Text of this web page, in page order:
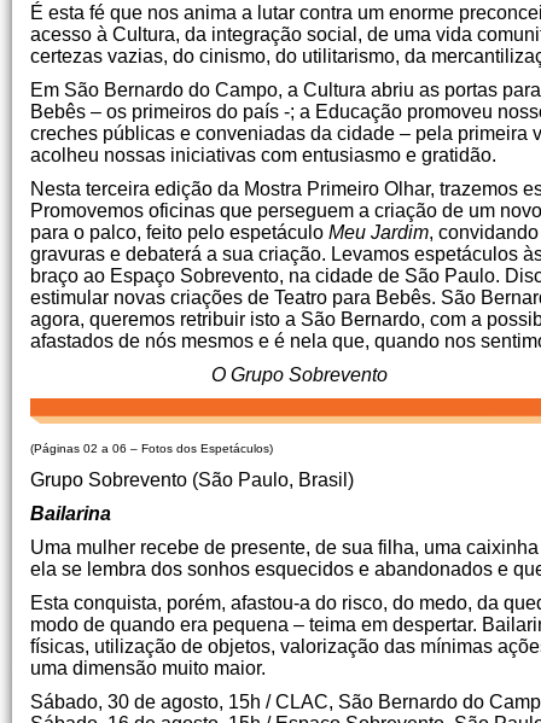
É esta fé que nos anima a lutar contra um enorme
acesso à Cultura, da integração social, de uma vida
certezas vazias, do cinismo, do utilitarismo, da
Em São Bernardo do Campo, a Cultura abriu as portas
Bebês – os primeiros do país -; a Educação promoveu
creches públicas e conveniadas da cidade – pela primeira
acolheu nossas iniciativas com entusiasmo e gratidão.
Nesta terceira edição da Mostra Primeiro Olhar, trazemos
Promovemos oficinas que perseguem a criação de um
para o palco, feito pelo espetáculo Meu Jardim,
gravuras e debaterá a sua criação. Levamos espetáculos
braço ao Espaço Sobrevento, na cidade de São Paulo.
estimular novas criações de Teatro para Bebês. São
agora, queremos retribuir isto a São Bernardo, com a
afastados de nós mesmos e é nela que, quando nos
O Grupo Sobrevento
(Páginas 02 a 06 – Fotos dos Espetáculos)
Grupo Sobrevento (São Paulo, Brasil)
Bailarina
Uma mulher recebe de presente, de sua filha, uma
ela se lembra dos sonhos esquecidos e abandonados e
Esta conquista, porém, afastou-a do risco, do medo, da
modo de quando era pequena – teima em despertar.
físicas, utilização de objetos, valorização das mínimas
uma dimensão muito maior.
Sábado, 30 de agosto, 15h / CLAC, São Bernardo do